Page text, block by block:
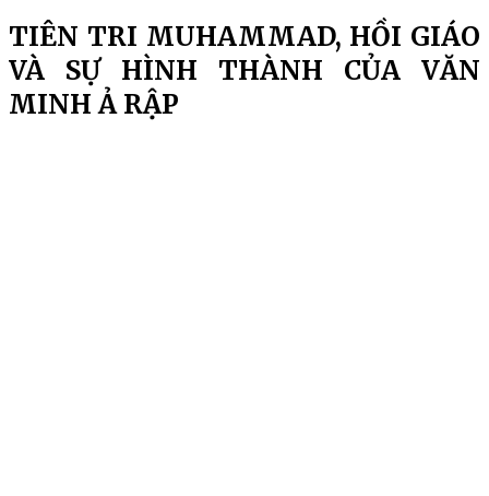
TIÊN TRI MUHAMMAD, HỒI GIÁO
VÀ SỰ HÌNH THÀNH CỦA VĂN
MINH Ả RẬP